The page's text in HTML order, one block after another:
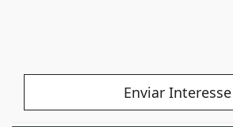
Enviar Interesse